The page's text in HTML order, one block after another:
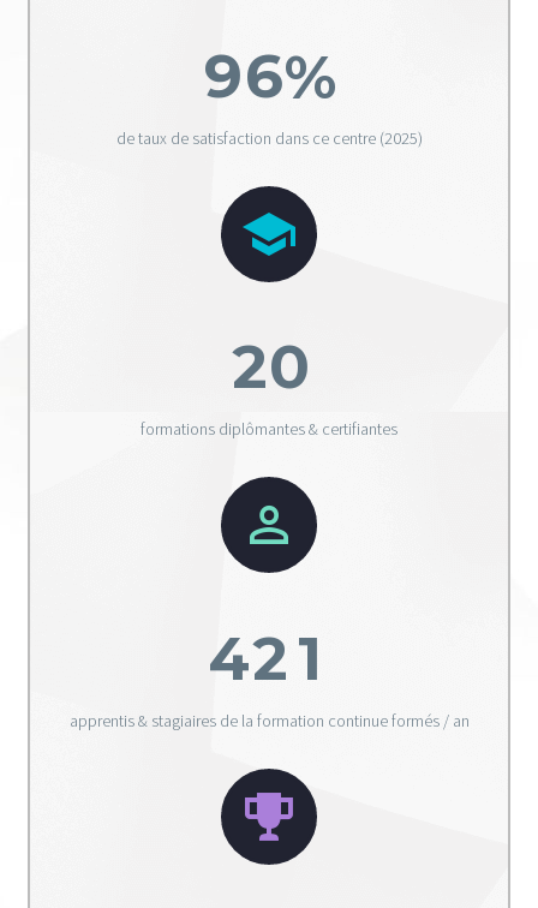
96%
de taux de satisfaction dans ce centre (2025)


20
formations diplômantes & certifiantes


421
apprentis & stagiaires de la formation continue formés / an

